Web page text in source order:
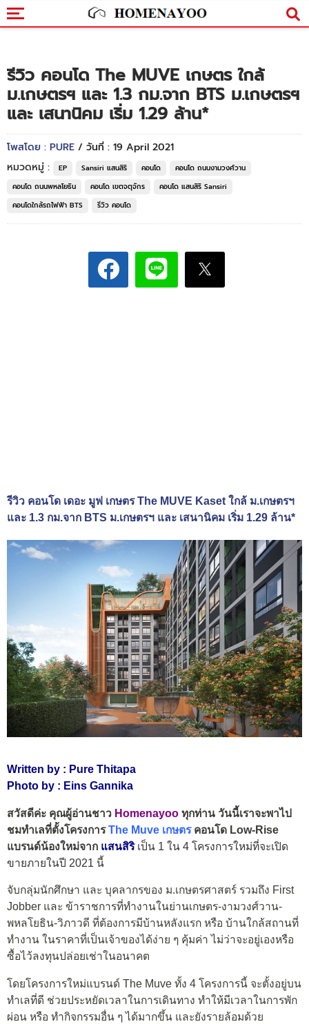
รีวิว คอนโด The MUVE เกษตร ใกล้
ม.เกษตรฯ และ 1.3 กม.จาก BTS ม.เกษตรฯ
และ เสนานิคม เริ่ม 1.29 ล้าน*
โพสโดย : PURE / วันที่ : 19 April 2021
หมวดหมู่ :
EP Sansiri แสนสิริ คอนโด
คอนโด ถนนงามวงศ์วาน
คอนโด ถนนพหลโยธิน
คอนโด เขตจตุจักร
คอนโด แสนสิริ Sansiri
คอนโดใกล้รถไฟฟ้า BTS
รีวิว คอนโด
รีวิว คอนโด เดอะ มูฟ เกษตร The MUVE Kaset ใกล้ ม.เกษตรฯ
และ 1.3 กม.จาก BTS ม.เกษตรฯ และ เสนานิคม เริ่ม 1.29 ล้าน*
Written by : Pure Thitapa
Photo by : Eins Gannika
สวัสดีค่ะ คุณผู้อ่านชาว Homenayoo ทุกท่าน วันนี้เราจะพาไป
ชมทำเลที่ตั้งโครงการThe Muve เกษตร คอนโด Low-Rise
แบรนด์น้องใหม่จาก แสนสิริ เป็น 1 ใน 4 โครงการใหม่ที่จะเปิด
ขายภายในปี 2021 นี้
จับกลุ่มนักศึกษา และ บุคลากรของ ม.เกษตรศาสตร์ รวมถึง First
Jobber และ ข้าราชการที่ทำงานในย่านเกษตร-งามวงศ์วาน-
พหลโยธิน-วิภาวดี ที่ต้องการมีบ้านหลังแรก หรือ บ้านใกล้สถานที่
ทำงาน ในราคาที่เป็นเจ้าของได้ง่าย ๆ คุ้มค่า ไม่ว่าจะอยู่เองหรือ
ซื้อไว้ลงทุนปล่อยเช่าในอนาคต
โดยโครงการใหม่แบรนด์ The Muve ทั้ง 4 โครงการนี้ จะตั้งอยู่บน
ทำเลที่ดี ช่วยประหยัดเวลาในการเดินทาง ทำให้มีเวลาในการพัก
ผ่อน หรือ ทำกิจกรรมอื่น ๆ ได้มากขึ้น และยังรายล้อมด้วย